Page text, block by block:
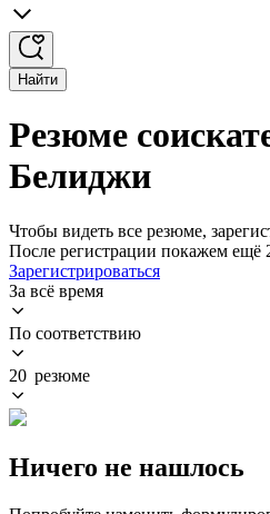
Найти
Резюме
Белиджи
Чтобы видеть все резюме,
После регистрации покажем ещё
Зарегистрироваться
За всё время
По соответствию
20 резюме
Ничего не нашлось